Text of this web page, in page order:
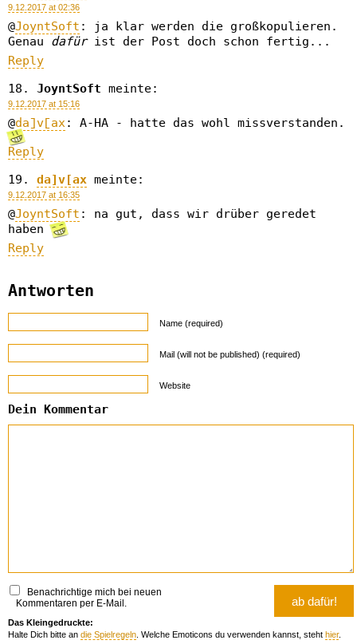
9.12.2017 at 02:36
@JoyntSoft : ja klar werden die großkopulieren.
Genau dafürist der Post doch schon fertig...
Reply
JoyntSoft meinte:
9.12.2017 at 15:16
@da]v[ax: A-HA - hatte das wohl missverstanden.
Reply
da]v[ax meinte:
9.12.2017 at 16:35
@JoyntSoft : na gut, dass wir drüber geredet
haben
Reply
Antworten
Name (required)
Mail (will not be published) (required)
Website
Dein Kommentar
Benachrichtige mich bei neuen
Kommentaren per E-Mail.
Das Kleingedruckte:
Halte Dich bitte an die Spielregeln . Welche Emoticons du verwenden kannst, steht hier.